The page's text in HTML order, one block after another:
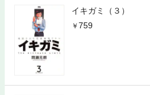
イキガミ（３）
759